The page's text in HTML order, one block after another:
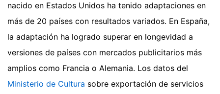
nacido en Estados Unidos ha tenido adaptaciones en
más de 20 países con resultados variados. En España,
la adaptación ha logrado superar en longevidad a
versiones de países con mercados publicitarios más
amplios como Francia o Alemania. Los datos del
Ministerio de Cultura sobre exportación de servicios